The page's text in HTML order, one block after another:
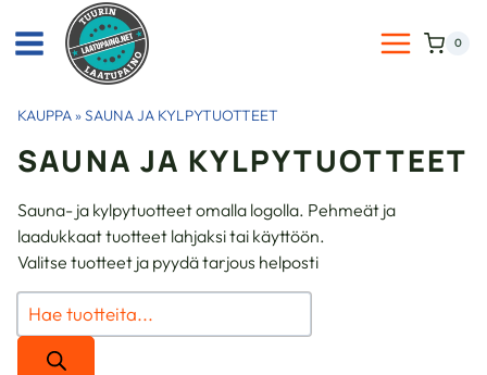
sisältöön
0
KAUPPA»SAUNA JA KYLPYTUOTTEET
SAUNA JA KYLPYTUOTTEET
Sauna- ja kylpytuotteet omalla logolla. Pehmeät ja
laadukkaat tuotteet lahjaksi tai käyttöön.
Valitse tuotteet ja pyydä tarjous helposti
Products
search